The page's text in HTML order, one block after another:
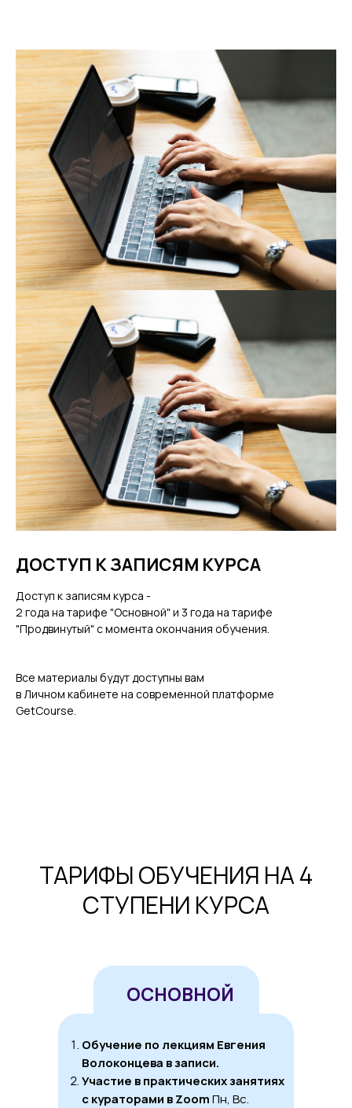
ДОСТУП К ЗАПИСЯМ КУРСА
Доступ к записям курса -
2 года на тарифе "Основной" и 3 года на тарифе
"Продвинутый" с момента окончания обучения.
Все материалы будут доступны вам
в Личном кабинете на современной платформе
GetCourse.
ТАРИФЫ ОБУЧЕНИЯ НА 4
СТУПЕНИ КУРСА
ОСНОВНОЙ
Обучение по лекциям Евгения
Волоконцева в записи.
Участие в практических занятиях
с кураторами в ZoomПн, Вс.